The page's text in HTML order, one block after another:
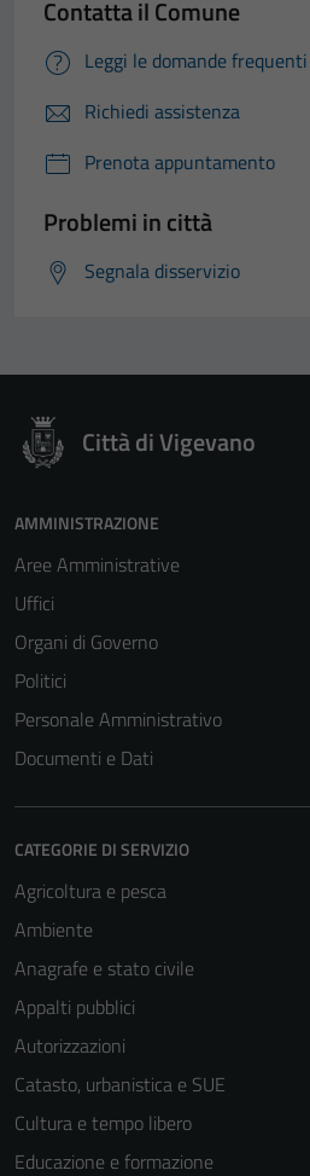
Contatta il Comune
Leggi le domande frequenti
Richiedi assistenza
Prenota appuntamento
Problemi in città
Segnala disservizio
Città di Vigevano
AMMINISTRAZIONE
Aree Amministrative
Uffici
Organi di Governo
Politici
Personale Amministrativo
Documenti e Dati
CATEGORIE DI SERVIZIO
Agricoltura e pesca
Ambiente
Anagrafe e stato civile
Appalti pubblici
Autorizzazioni
Catasto, urbanistica e SUE
Cultura e tempo libero
Educazione e formazione